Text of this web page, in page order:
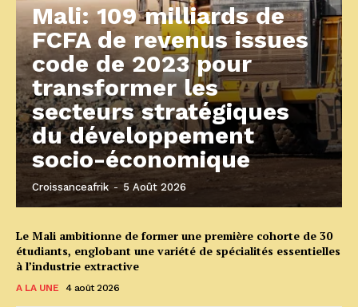
Mali: 109 milliards de
FCFA de revenus issues
code de 2023 pour
transformer les
secteurs stratégiques
du développement
socio-économique
Croissanceafrik - 5 Août 2026
Le Mali ambitionne de former une première cohorte de 30
étudiants, englobant une variété de spécialités essentielles
à l’industrie extractive
A LA UNE 4 août 2026